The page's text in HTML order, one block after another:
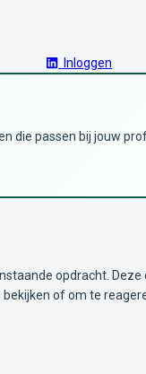
Inloggen
die passen bij jouw
opdracht.
of om te